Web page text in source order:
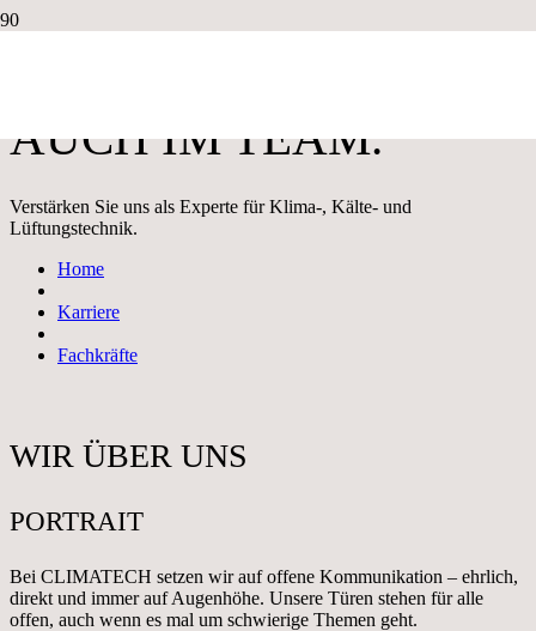
AUCH IM TEAM.
Verstärken Sie uns als Experte für Klima-, Kälte- und
Lüftungstechnik.
Home
Karriere
Fachkräfte
WIR ÜBER UNS
PORTRAIT
Bei CLIMATECH setzen wir auf offene Kommunikation – ehrlich,
direkt und immer auf Augenhöhe. Unsere Türen stehen für alle
offen, auch wenn es mal um schwierige Themen geht.